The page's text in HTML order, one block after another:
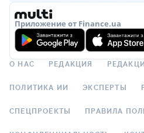
Приложение от Finance.ua
О НАС РЕДАКЦИЯ
ПОЛИТИКА ИИ ЭКСПЕРТЫ
СПЕЦПРОЕКТЫ ПРАВИЛА